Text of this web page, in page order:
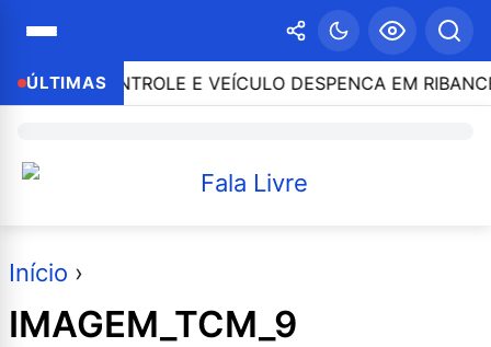
ÚLTIMAS
O CONTROLE E VEÍCULO DESPENCA EM
Início ›
IMAGEM_TCM_9